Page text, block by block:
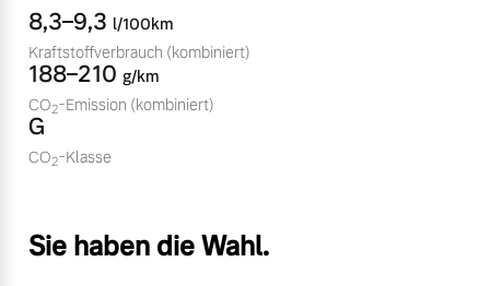
Gebrauchtwagen
Mehr erfahren
8,3–9,3 l/100km
Kraftstoffverbrauch (kombiniert)
188–210 g/km
CO2-Emission (kombiniert)
G
CO2-Klasse
Sie haben die Wahl.